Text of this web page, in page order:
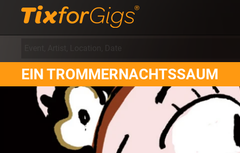
EIN TROMMERNACHTSSAUM